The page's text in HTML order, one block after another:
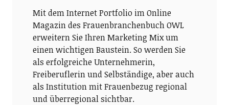
Mit dem Internet Portfolio im Online
Magazin des Frauenbranchenbuch OWL
erweitern Sie Ihren Marketing Mix um
einen wichtigen Baustein. So werden Sie
als erfolgreiche Unternehmerin,
Freiberuflerin und Selbständige, aber auch
als Institution mit Frauenbezug regional
und überregional sichtbar.